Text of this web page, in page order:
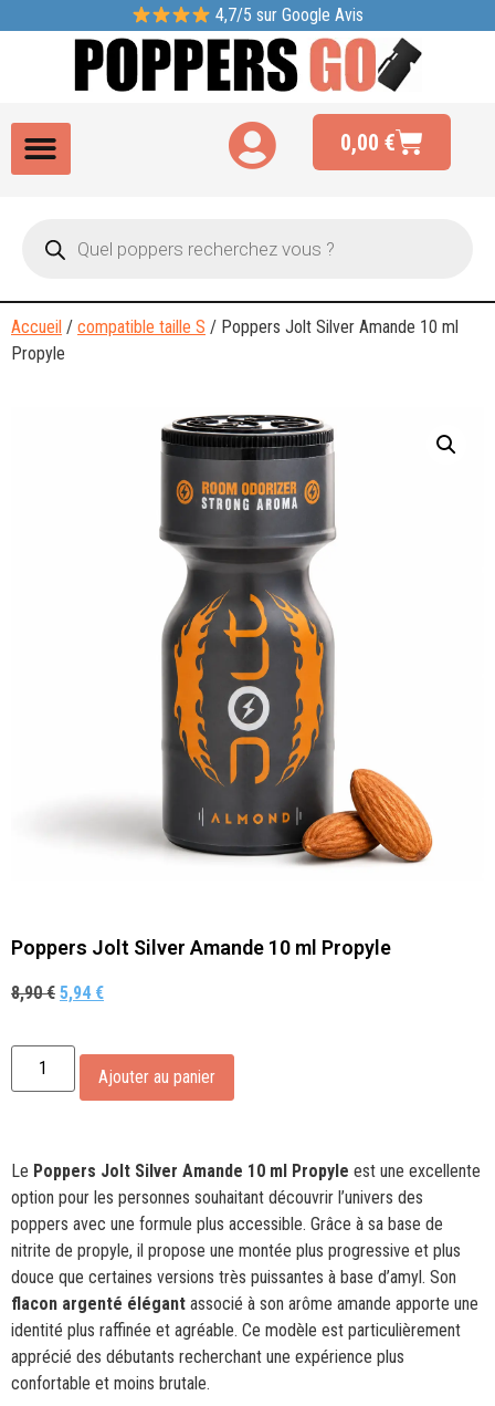
4,7/5 sur Google Avis
0,00€
Accueil / compatible taille S / Poppers Jolt Silver Amande 10 ml
Propyle
Poppers Jolt Silver Amande 10 ml Propyle
8,90€ 5,94 €
Ajouter au panier
Le Poppers Jolt Silver Amande 10 ml Propyle est une excellente
option pour les personnes souhaitant découvrir l’univers des
poppers avec une formule plus accessible. Grâce à sa base de
nitrite de propyle, il propose une montée plus progressive et plus
douce que certaines versions très puissantes à base d’amyl. Son
flacon argenté élégant associé à son arôme amande apporte une
identité plus raffinée et agréable. Ce modèle est particulièrement
apprécié des débutants recherchant une expérience plus
confortable et moins brutale.